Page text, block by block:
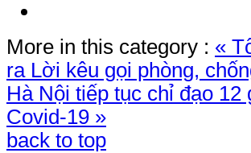
More in this category : «
ra Lời kêu gọi phòng,
Hà Nội tiếp tục chỉ đạo 12
Covid-19 »
back to top